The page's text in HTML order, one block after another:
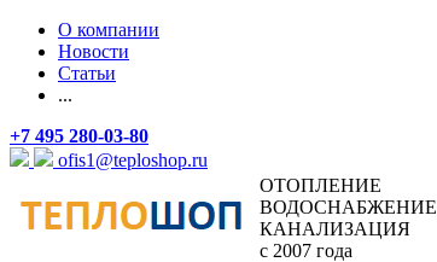
О компании
Новости
Статьи
...
+7 495 280-03-80
ofis1@teploshop.ru
ОТОПЛЕНИЕ
ВОДОСНАБЖЕНИЕ
КАНАЛИЗАЦИЯ
с 2007 года